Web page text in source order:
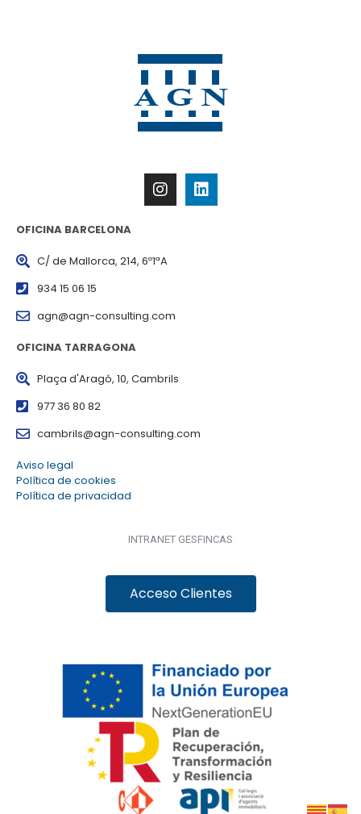
OFICINA BARCELONA
C/ de Mallorca, 214, 6º1ªA
934 15 06 15
agn@agn-consulting.com
OFICINA TARRAGONA
Plaça d'Aragó, 10, Cambrils
977 36 80 82
cambrils@agn-consulting.com
Aviso legal
Política de cookies
Política de privacidad
INTRANET GESFINCAS
Acceso Clientes